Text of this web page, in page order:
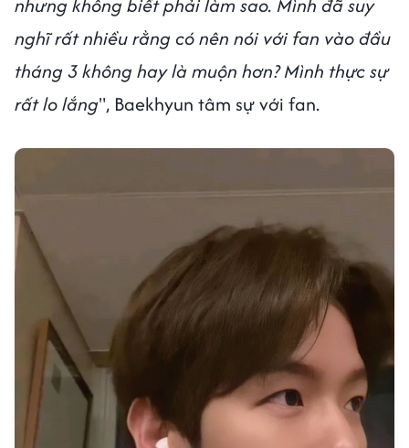
nghĩ rất nhiều rằng có nên nói với fan vào đầu
tháng 3 không hay là muộn hơn? Mình thực sự
rất lo lắng", Baekhyun tâm sự với fan.